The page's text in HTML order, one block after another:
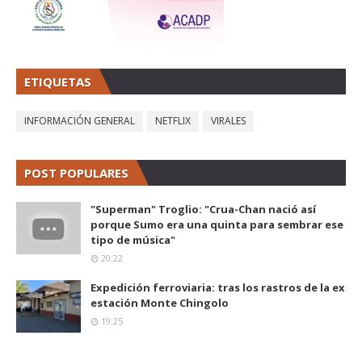
ETIQUETAS
INFORMACIÓN GENERAL NETFLIX VIRALES
POST POPULARES
"Superman" Troglio: "Crua-Chan nació así
porque Sumo era una quinta para sembrar ese
tipo de música"
20:22
Expedición ferroviaria: tras los rastros de la ex
estación Monte Chingolo
19:25